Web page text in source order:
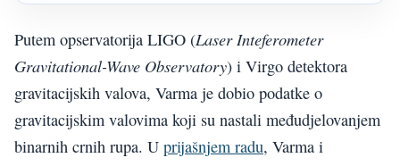
Putem opservatorija LIGO (Laser Inteferometer
Gravitational-Wave Observatory) i Virgo detektora
gravitacijskih valova, Varma je dobio podatke o
gravitacijskim valovima koji su nastali međudjelovanjem
binarnih crnih rupa. U prijašnjem radu, Varma i